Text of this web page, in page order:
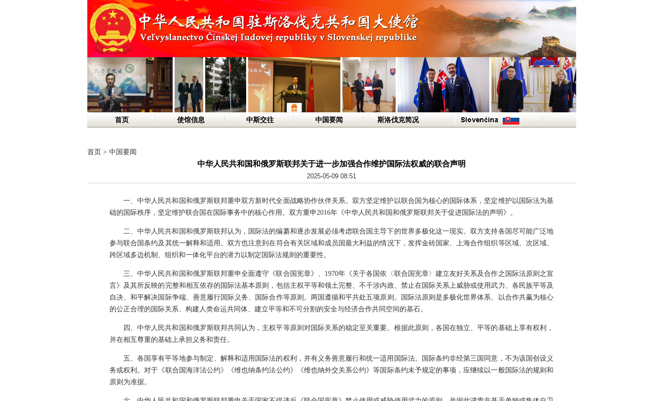
首页 使馆信息 中斯交往 中国要闻 斯洛伐克简况
首页 > 中国要闻
中华人民共和国和俄罗斯联邦关于进一步加强合作维护国际法权威的联合声明
2025-05-09 08:51
一、中华人民共和国和俄罗斯联邦重申双方新时代全面战略协作伙伴关系。双方坚定维护以联合国为核心的国际体系，坚定维护以国际法为基
础的国际秩序，坚定维护联合国在国际事务中的核心作用。双方重申2016年《中华人民共和国和俄罗斯联邦关于促进国际法的声明》。
二、中华人民共和国和俄罗斯联邦认为，国际法的编纂和逐步发展必须考虑联合国主导下的世界多极化这一现实。双方支持各国尽可能广泛地
参与联合国条约及其统一解释和适用。双方也注意到在符合有关区域和成员国最大利益的情况下，发挥金砖国家、上海合作组织等区域、次区域、
跨区域多边机制、组织和一体化平台的潜力以制定国际法规则的重要性。
三、中华人民共和国和俄罗斯联邦重申全面遵守《联合国宪章》、1970年《关于各国依〈联合国宪章〉建立友好关系及合作之国际法原则之宣
言》及其所反映的完整和相互依存的国际法基本原则，包括主权平等和领土完整、不干涉内政、禁止在国际关系上威胁或使用武力、各民族平等及
自决、和平解决国际争端、善意履行国际义务、国际合作等原则。两国遵循和平共处五项原则。国际法原则是多极化世界体系、以合作共赢为核心
的公正合理的国际关系、构建人类命运共同体、建立平等和不可分割的安全与经济合作共同空间的基石。
四、中华人民共和国和俄罗斯联邦共同认为，主权平等原则对国际关系的稳定至关重要。根据此原则，各国在独立、平等的基础上享有权利，
并在相互尊重的基础上承担义务和责任。
五、各国享有平等地参与制定、解释和适用国际法的权利，并有义务善意履行和统一适用国际法。国际条约非经第三国同意，不为该国创设义
务或权利。对于《联合国海洋法公约》《维也纳条约法公约》《维也纳外交关系公约》等国际条约未予规定的事项，应继续以一般国际法的规则和
原则为准据。